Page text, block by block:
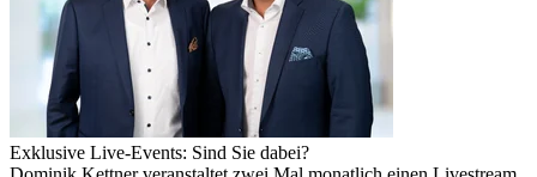
Exklusive Live-Events: Sind Sie dabei?